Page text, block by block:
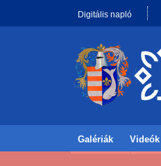
Digitális napló
Galériák Videók